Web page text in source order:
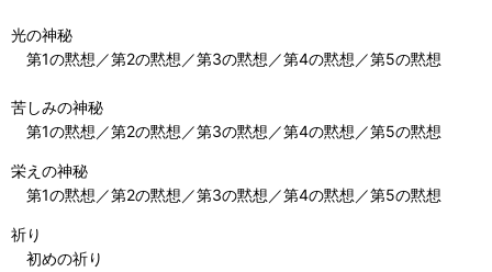
光の神秘
第1の黙想／第2の黙想／第3の黙想／第4の黙想／第5の黙想
苦しみの神秘
第1の黙想／第2の黙想／第3の黙想／第4の黙想／第5の黙想
栄えの神秘
第1の黙想／第2の黙想／第3の黙想／第4の黙想／第5の黙想
祈り
初めの祈り